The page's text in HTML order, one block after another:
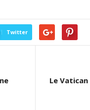
Twitter
Le